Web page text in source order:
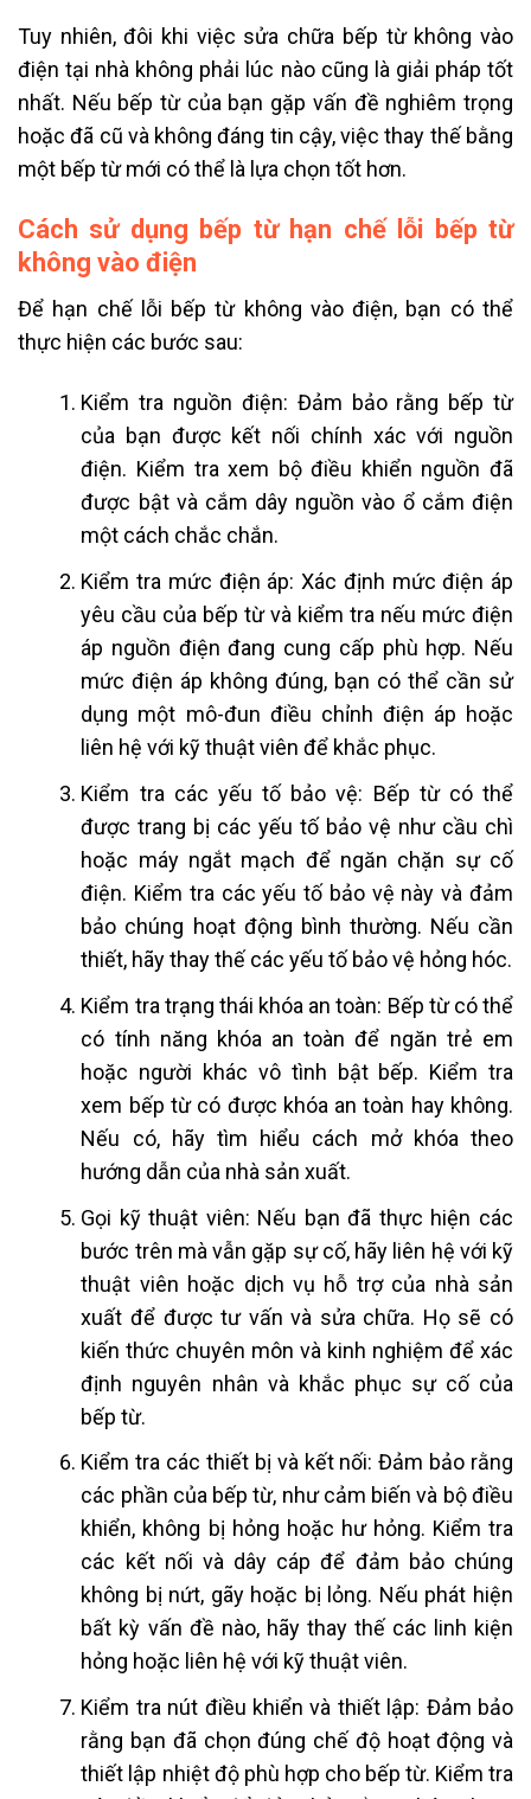
Tuy nhiên, đôi khi việc sửa chữa bếp từ không vào
điện tại nhà không phải lúc nào cũng là giải pháp tốt
nhất. Nếu bếp từ của bạn gặp vấn đề nghiêm trọng
hoặc đã cũ và không đáng tin cậy, việc thay thế bằng
một bếp từ mới có thể là lựa chọn tốt hơn.
Cách sử dụng bếp từ hạn chế lỗi bếp từ
không vào điện
Để hạn chế lỗi bếp từ không vào điện, bạn có thể
thực hiện các bước sau:
Kiểm tra nguồn điện: Đảm bảo rằng bếp từ
của bạn được kết nối chính xác với nguồn
điện. Kiểm tra xem bộ điều khiển nguồn đã
được bật và cắm dây nguồn vào ổ cắm điện
một cách chắc chắn.
Kiểm tra mức điện áp: Xác định mức điện áp
yêu cầu của bếp từ và kiểm tra nếu mức điện
áp nguồn điện đang cung cấp phù hợp. Nếu
mức điện áp không đúng, bạn có thể cần sử
dụng một mô-đun điều chỉnh điện áp hoặc
liên hệ với kỹ thuật viên để khắc phục.
Kiểm tra các yếu tố bảo vệ: Bếp từ có thể
được trang bị các yếu tố bảo vệ như cầu chì
hoặc máy ngắt mạch để ngăn chặn sự cố
điện. Kiểm tra các yếu tố bảo vệ này và đảm
bảo chúng hoạt động bình thường. Nếu cần
thiết, hãy thay thế các yếu tố bảo vệ hỏng hóc.
Kiểm tra trạng thái khóa an toàn: Bếp từ có thể
có tính năng khóa an toàn để ngăn trẻ em
hoặc người khác vô tình bật bếp. Kiểm tra
xem bếp từ có được khóa an toàn hay không.
Nếu có, hãy tìm hiểu cách mở khóa theo
hướng dẫn của nhà sản xuất.
Gọi kỹ thuật viên: Nếu bạn đã thực hiện các
bước trên mà vẫn gặp sự cố, hãy liên hệ với kỹ
thuật viên hoặc dịch vụ hỗ trợ của nhà sản
xuất để được tư vấn và sửa chữa. Họ sẽ có
kiến thức chuyên môn và kinh nghiệm để xác
định nguyên nhân và khắc phục sự cố của
bếp từ.
Kiểm tra các thiết bị và kết nối: Đảm bảo rằng
các phần của bếp từ, như cảm biến và bộ điều
khiển, không bị hỏng hoặc hư hỏng. Kiểm tra
các kết nối và dây cáp để đảm bảo chúng
không bị nứt, gãy hoặc bị lỏng. Nếu phát hiện
bất kỳ vấn đề nào, hãy thay thế các linh kiện
hỏng hoặc liên hệ với kỹ thuật viên.
Kiểm tra nút điều khiển và thiết lập: Đảm bảo
rằng bạn đã chọn đúng chế độ hoạt động và
thiết lập nhiệt độ phù hợp cho bếp từ. Kiểm tra